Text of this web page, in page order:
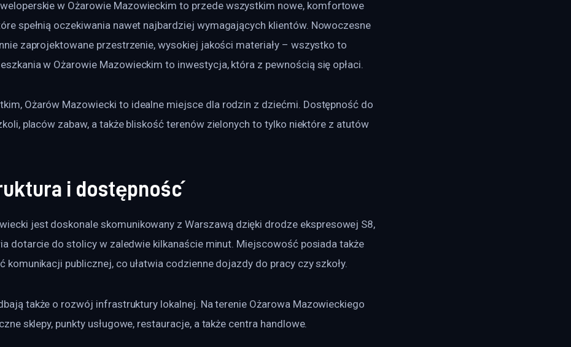
w Ożarowie Mazowieckim to przede wszystkim nowe, komfortowe
spełnią oczekiwania nawet najbardziej wymagających klientów. Nowoczesne
zaprojektowane przestrzenie, wysokiej jakości materiały – wszystko to
w Ożarowie Mazowieckim to inwestycja, która z pewnością się opłaci.
Ożarów Mazowiecki to idealne miejsce dla rodzin z dziećmi. Dostępność do
placów zabaw, a także bliskość terenów zielonych to tylko niektóre z atutów
i dostępność
jest doskonale skomunikowany z Warszawą dzięki drodze ekspresowej S8,
dotarcie do stolicy w zaledwie kilkanaście minut. Miejscowość posiada także
komunikacji publicznej, co ułatwia codzienne dojazdy do pracy czy szkoły.
także o rozwój infrastruktury lokalnej. Na terenie Ożarowa Mazowieckiego
sklepy, punkty usługowe, restauracje, a także centra handlowe.